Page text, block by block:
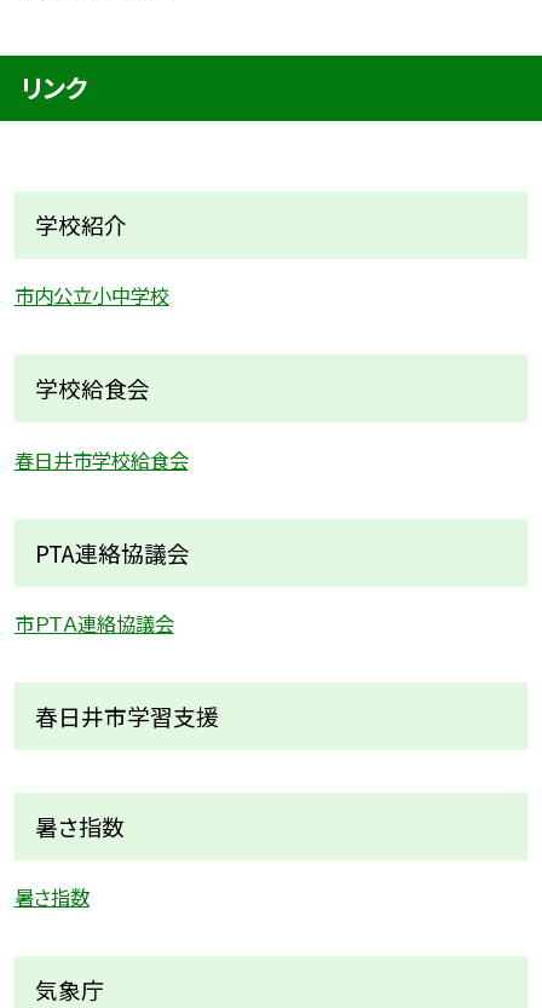
リンク
学校紹介
市内公立小中学校
学校給食会
春日井市学校給食会
PTA連絡協議会
市ＰＴＡ連絡協議会
春日井市学習支援
暑さ指数
暑さ指数
気象庁